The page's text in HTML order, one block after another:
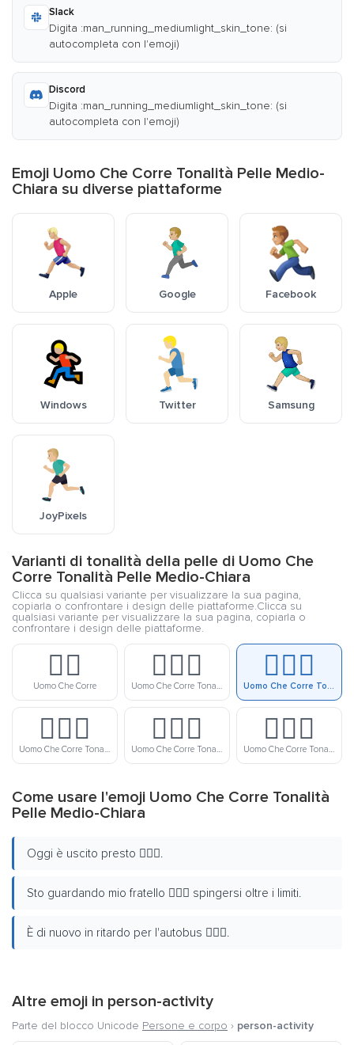
Slack
Digita :man_running_mediumlight_skin_tone: (si
autocompleta con l'emoji)
Discord
Digita :man_running_mediumlight_skin_tone: (si
autocompleta con l'emoji)
Emoji Uomo Che Corre Tonalità Pelle Medio-
Chiara su diverse piattaforme
Apple Google Facebook
Windows Twitter Samsung
JoyPixels
Varianti di tonalità della pelle di Uomo Che
Corre Tonalità Pelle Medio-Chiara
Clicca su qualsiasi variante per visualizzare la sua pagina,
copiarla o confrontare i design delle piattaforme.Clicca su
qualsiasi variante per visualizzare la sua pagina, copiarla o
confrontare i design delle piattaforme.
🏃‍♂️
Uomo Che Corre
🏃🏻‍♂️
Uomo Che Corre Tonalità Pelle Chiara
🏃🏼‍♂️
Uomo Che Corre Tonalità Pelle Medio-Chiara
🏃🏽‍♂️
Uomo Che Corre Tonalità Pelle Media
🏃🏾‍♂️
Uomo Che Corre Tonalità Pelle Medio-Scura
🏃🏿‍♂️
Uomo Che Corre Tonalità Pelle Scura
Come usare l'emoji Uomo Che Corre Tonalità
Pelle Medio-Chiara
Oggi è uscito presto 🏃🏼‍♂️.
Sto guardando mio fratello 🏃🏼‍♂️ spingersi oltre i limiti.
È di nuovo in ritardo per l'autobus 🏃🏼‍♂️.
Altre emoji in person-activity
Parte del blocco Unicode Persone e corpo › person-activity